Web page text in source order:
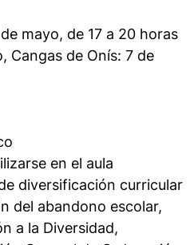
mayo, de 17 a 20 horas
Cangas de Onís: 7 de
en el aula
diversificación curricular
del abandono escolar,
a la Diversidad,